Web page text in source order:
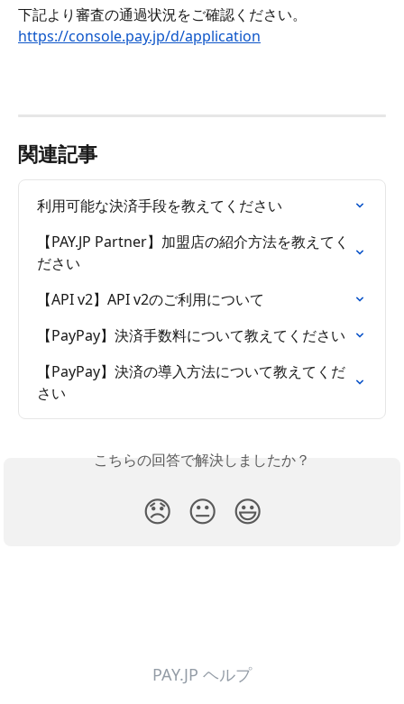
下記より審査の通過状況をご確認ください。
https://console.pay.jp/d/application
関連記事
利用可能な決済手段を教えてください
【PAY.JP Partner】加盟店の紹介方法を教えてく
ださい
【API v2】API v2のご利用について
【PayPay】決済手数料について教えてください
【PayPay】決済の導入方法について教えてくだ
さい
こちらの回答で解決しましたか？
😞 😐 😃
PAY.JP ヘルプ